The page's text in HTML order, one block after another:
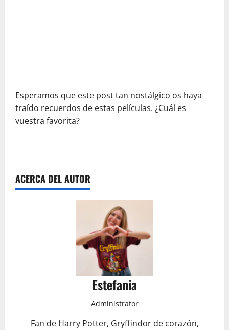
Esperamos que este post tan nostálgico os haya
traído recuerdos de estas películas. ¿Cuál es
vuestra favorita?
ACERCA DEL AUTOR
Estefania
Administrator
Fan de Harry Potter, Gryffindor de corazón,